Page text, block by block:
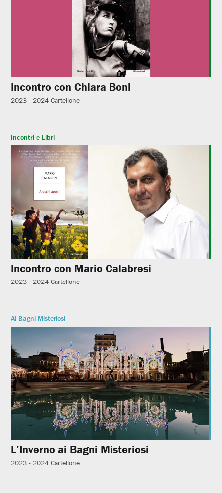
Incontro con Chiara Boni
2023 - 2024 Cartellone
Incontri e Libri
Incontro con Mario Calabresi
2023 - 2024 Cartellone
Ai Bagni Misteriosi
L’Inverno ai Bagni Misteriosi
2023 - 2024 Cartellone